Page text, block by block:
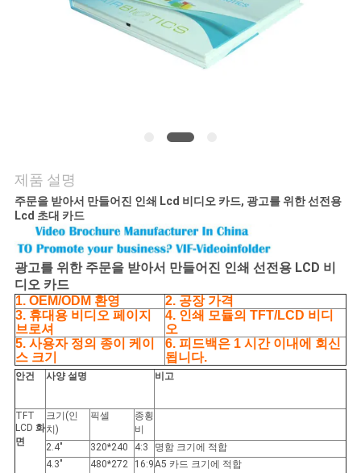
요
청
하
다
사
이
트
맵
제품 설명
주문을 받아서 만들어진 인쇄 Lcd 비디오 카드, 광고를 위한 선전용
Lcd 초대 카드
광고를 위한 주문을 받아서 만들어진 인쇄 선전용 LCD 비
디오 카드
1. OEM/ODM 환영
2. 공장 가격
3. 휴대용 비디오 페이지
브로셔
4. 인쇄 모듈의 TFT/LCD 비디
오
5. 사용자 정의 종이 케이
스 크기
6. 피드백은 1 시간 이내에 회신
됩니다.
안건 사양 설명 비고
TFT
LCD 화
면
크기(인
치)
픽셀
종횡
비
2.4"
320*240 4:3
명함 크기에 적합
4.3"
480*272 16:9A5 카드 크기에 적합